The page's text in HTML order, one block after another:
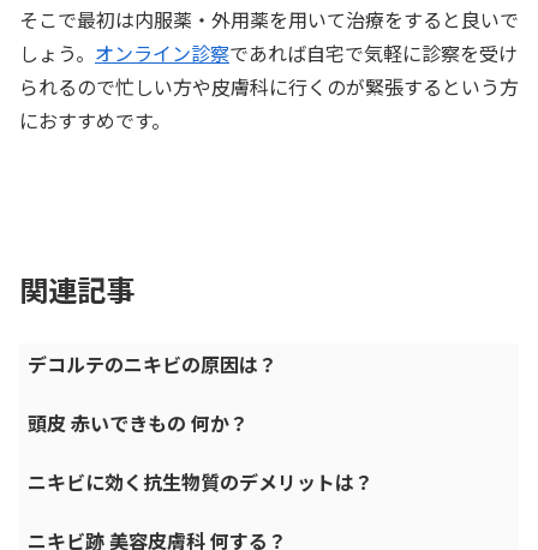
そこで最初は内服薬・外用薬を用いて治療をすると良いで
しょう。 オンライン診察であれば自宅で気軽に診察を受け
られるので忙しい方や皮膚科に行くのが緊張するという方
におすすめです。
関連記事
デコルテのニキビの原因は？
頭皮 赤いできもの 何か？
ニキビに効く抗生物質のデメリットは？
ニキビ跡 美容皮膚科 何する？